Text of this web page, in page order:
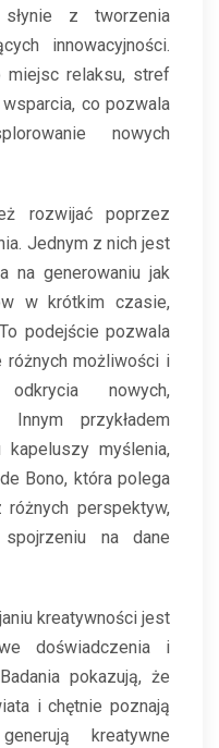
z tworzenia
innowacyjności.
miejsc relaksu, stref
co pozwala
nowych
rozwijać poprzez
Jednym z nich jest
na generowaniu jak
w krótkim czasie,
podejście pozwala
różnych możliwości i
nowych,
Innym przykładem
myślenia,
Bono, która polega
perspektyw,
na dane
kreatywności jest
doświadczenia i
pokazują, że
i chętnie poznają
kreatywne